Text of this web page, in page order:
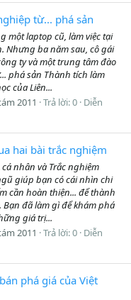
từ... phá sản
một laptop cũ, làm việc tại
Nhưng ba năm sau, cô gái
ty và một trung tâm đào
phá sản Thành tích làm
của Liên...
2011 Trả lời: 0 Diễn
hai bài trắc nghiệm
nhân và Trắc nghiệm
giúp bạn có cái nhìn chi
cần hoàn thiện... để thành
đã làm gì để khám phá
giá trị...
2011 Trả lời: 0 Diễn
phá giá của Việt